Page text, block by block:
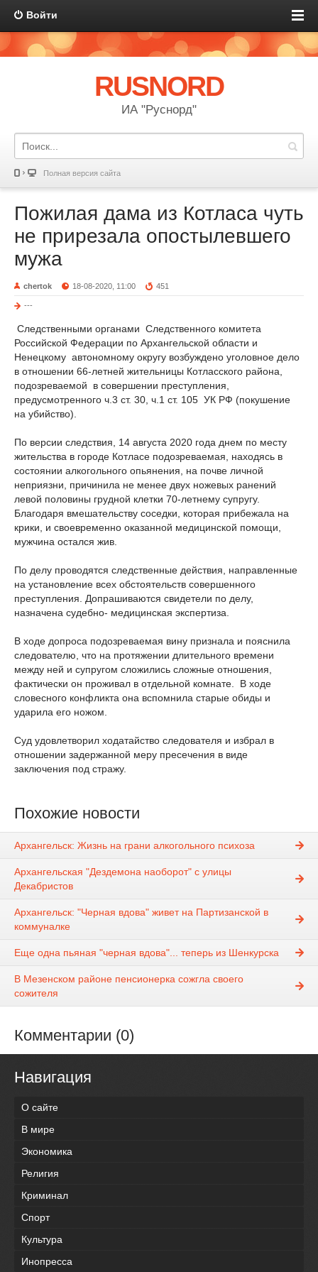
Войти
RUSNORD
ИА "Руснорд"
Полная версия сайта
Пожилая дама из Котласа чуть
не прирезала опостылевшего
мужа
chertok 18-08-2020, 11:00 451
---
Следственными органами Следственного комитета
Российской Федерации по Архангельской области и
Ненецкому автономному округу возбуждено уголовное дело
в отношении 66-летней жительницы Котласского района,
подозреваемой в совершении преступления,
предусмотренного ч.3 ст. 30, ч.1 ст. 105 УК РФ (покушение
на убийство).
По версии следствия, 14 августа 2020 года днем по месту
жительства в городе Котласе подозреваемая, находясь в
состоянии алкогольного опьянения, на почве личной
неприязни, причинила не менее двух ножевых ранений
левой половины грудной клетки 70-летнему супругу.
Благодаря вмешательству соседки, которая прибежала на
крики, и своевременно оказанной медицинской помощи,
мужчина остался жив.
По делу проводятся следственные действия, направленные
на установление всех обстоятельств совершенного
преступления. Допрашиваются свидетели по делу,
назначена судебно- медицинская экспертиза.
В ходе допроса подозреваемая вину признала и пояснила
следователю, что на протяжении длительного времени
между ней и супругом сложились сложные отношения,
фактически он проживал в отдельной комнате. В ходе
словесного конфликта она вспомнила старые обиды и
ударила его ножом.
Суд удовлетворил ходатайство следователя и избрал в
отношении задержанной меру пресечения в виде
заключения под стражу.
Похожие новости
Архангельск: Жизнь на грани алкогольного психоза
Архангельская "Дездемона наоборот" с улицы
Декабристов
Архангельск: "Черная вдова" живет на Партизанской в
коммуналке
Еще одна пьяная "черная вдова"... теперь из Шенкурска
В Мезенском районе пенсионерка сожгла своего
сожителя
Комментарии (0)
Навигация
О сайте
В мире
Экономика
Религия
Криминал
Спорт
Культура
Инопресса